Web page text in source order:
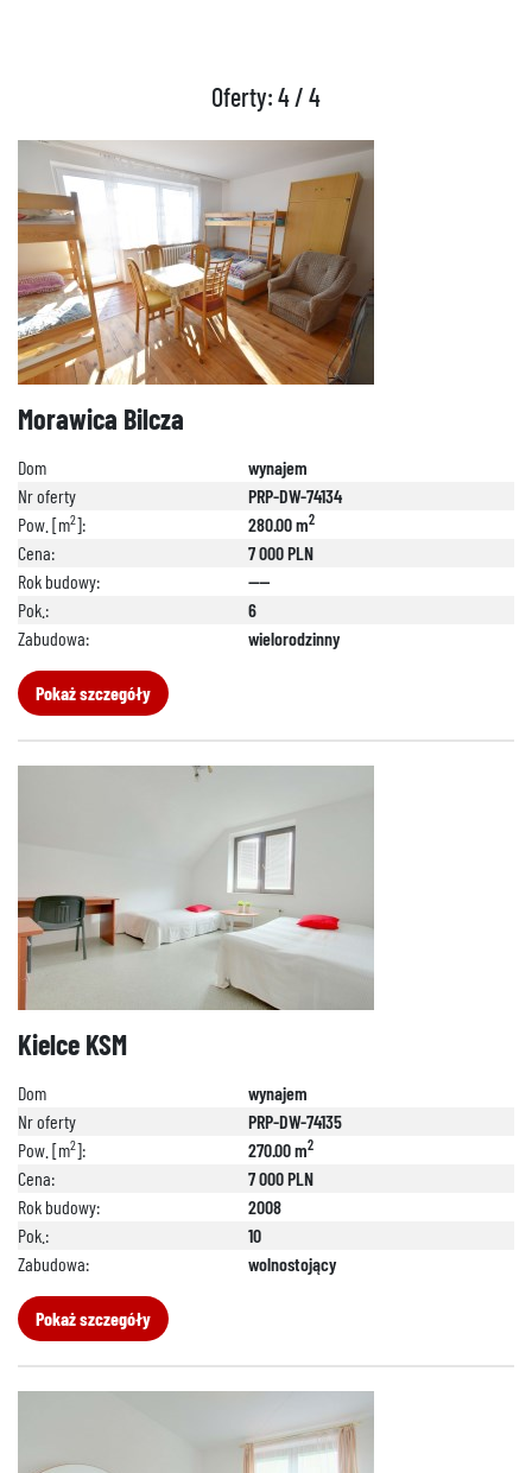
Oferty: 4 / 4
Morawica Bilcza
Dom
wynajem
Nr oferty
PRP-DW-74134
Pow. [m2]: 280.00 m2
Cena:
7 000 PLN
Rok budowy:
----
Pok.:
6
Zabudowa:
wielorodzinny
Pokaż szczegóły
Kielce KSM
Dom
wynajem
Nr oferty
PRP-DW-74135
Pow. [m2]: 270.00 m2
Cena:
7 000 PLN
Rok budowy:
2008
Pok.:
10
Zabudowa:
wolnostojący
Pokaż szczegóły